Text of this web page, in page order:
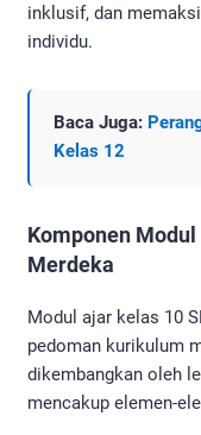
inklusif, dan
individu.
Baca Juga:
Kelas 12
Komponen
Merdeka
Modul ajar kelas 10
pedoman kurikulum
dikembangkan oleh
mencakup elemen-